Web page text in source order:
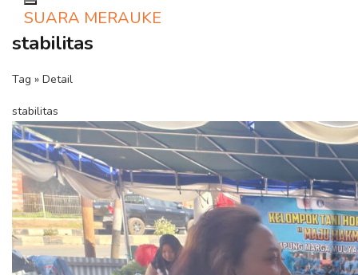
Toggle navigation
SUARA MERAUKE
stabilitas
Tag » Detail
stabilitas